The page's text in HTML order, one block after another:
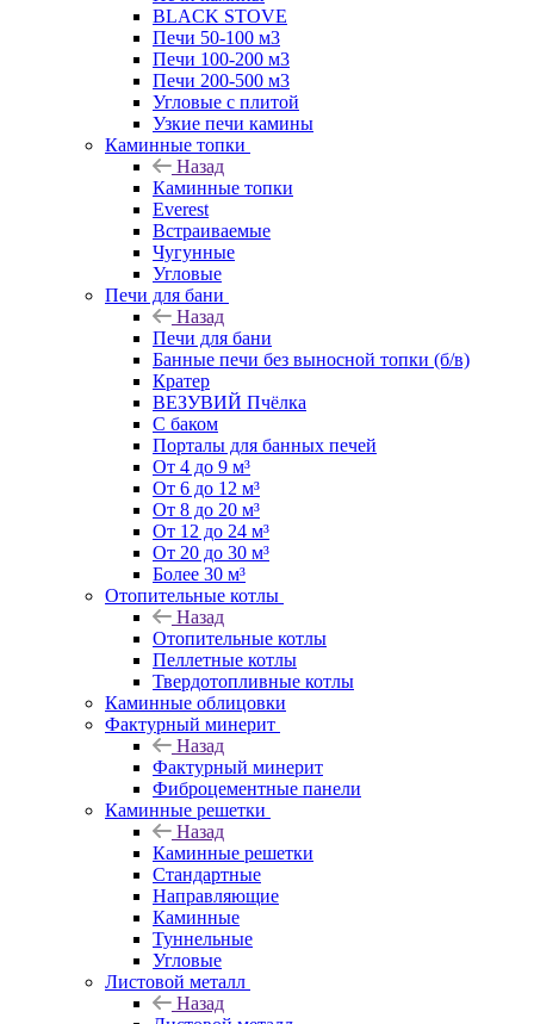
BLACK STOVE
Печи 50-100 м3
Печи 100-200 м3
Печи 200-500 м3
Угловые с плитой
Узкие печи камины
Каминные топки
Назад
Каминные топки
Everest
Встраиваемые
Чугунные
Угловые
Печи для бани
Назад
Печи для бани
Банные печи без выносной топки (б/в)
Кратер
ВЕЗУВИЙ Пчёлка
С баком
Порталы для банных печей
От 4 до 9 м³
От 6 до 12 м³
От 8 до 20 м³
От 12 до 24 м³
От 20 до 30 м³
Более 30 м³
Отопительные котлы
Назад
Отопительные котлы
Пеллетные котлы
Твердотопливные котлы
Каминные облицовки
Фактурный минерит
Назад
Фактурный минерит
Фиброцементные панели
Каминные решетки
Назад
Каминные решетки
Стандартные
Направляющие
Каминные
Туннельные
Угловые
Листовой металл
Назад